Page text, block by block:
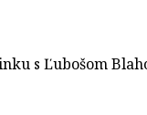
s Ľubošom